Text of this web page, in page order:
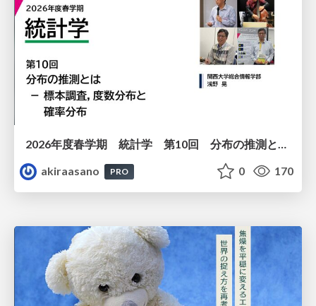
2026年度春学期 統計学 第10回 分布の推測とは － 標本調査，度数分布と確率分布 (2026. 6. 4)
akiraasano
PRO 0 170